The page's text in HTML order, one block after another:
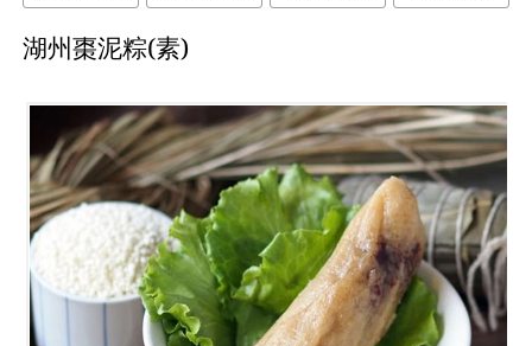
湖州棗泥粽(素)